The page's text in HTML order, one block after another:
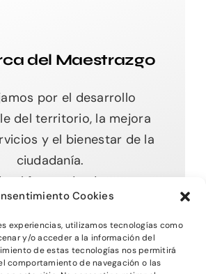
Cookies
experiencias, utilizamos tecnologías como
y/o acceder a la información del
de estas tecnologías nos permitirá
comportamiento de navegación o las
del Maestrazgo
por el desarrollo
del territorio, la mejora
y el bienestar de la
ciudadanía.
el futuro desde nuestras
raíces.